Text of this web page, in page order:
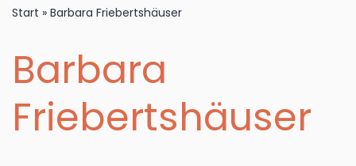
Start » Barbara Friebertshäuser
Barbara
Friebertshäuser